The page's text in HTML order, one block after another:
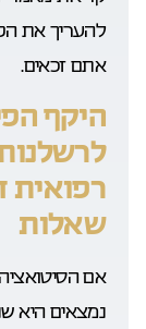
להעריך את
אתם זכאים.
היקף
שאלות
אם
נמצאים היא